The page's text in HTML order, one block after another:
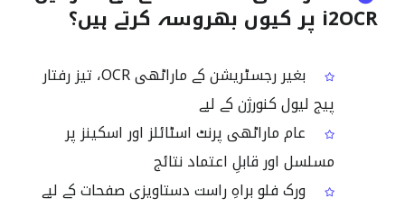
i2OCR پر کیوں بھروسہ کرتے ہیں؟
بغیر رجسٹریشن کے ماراٹھی OCR، تیز رفتار
پیج لیول کنورژن کے لیے
عام ماراٹھی پرنٹ اسٹائلز اور اسکینز پر
مسلسل اور قابلِ اعتماد نتائج
ورک فلو براہِ راست دستاویزی صفحات کے لیے